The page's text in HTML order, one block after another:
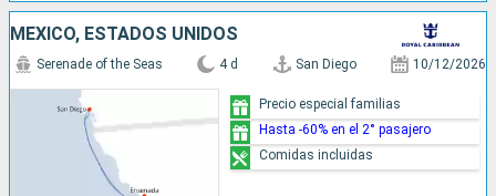
MÉXICO, ESTADOS UNIDOS
Serenade of the Seas 4 d San Diego 10/12/2026
Precio especial familias
Hasta -60% en el 2° pasajero
Comidas incluidas